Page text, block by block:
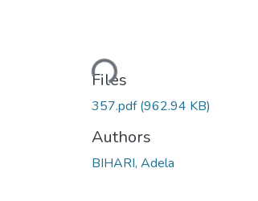
Loading...
Files
357.pdf(962.94 KB)
Authors
BIHARI, Adela